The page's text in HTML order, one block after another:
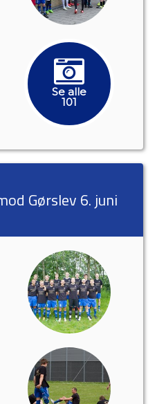
Se alle
101
Gørslev 6. juni